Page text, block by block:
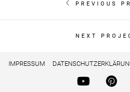
PREVIOUS
NEXT
IMPRESSUM